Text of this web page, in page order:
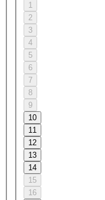
1
2
3
4
5
6
7
8
9
10
11
12
13
14
15
16